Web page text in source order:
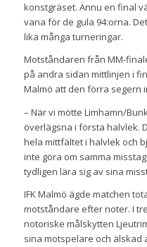
konstgräset. Ännu en final
vana för de gula 94:orna.
lika många turneringar.
Motståndaren från MM-
på andra sidan mittlinjen i
Malmö att den förra segern
– När vi mötte Limhamn/
överlägsna i första halvlek.
hela mittfältet i halvlek och
inte göra om samma
tydligen lära sig av sina
IFK Malmö ägde matchen
motståndare efter noter. I
notoriske målskytten
sina motspelare och älskad